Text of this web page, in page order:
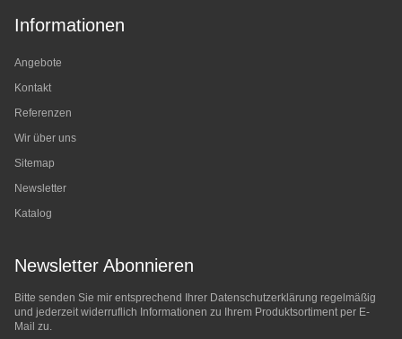
Informationen
Angebote
Kontakt
Referenzen
Wir über uns
Sitemap
Newsletter
Katalog
Newsletter Abonnieren
Bitte senden Sie mir entsprechend Ihrer Datenschutzerklärung regelmäßig
und jederzeit widerruflich Informationen zu Ihrem Produktsortiment per E-
Mail zu.